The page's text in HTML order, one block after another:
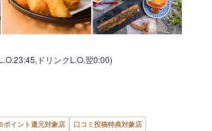
ドリンクL.O.翌0:00)
ポイント還元対象店
口コミ投稿特典対象店